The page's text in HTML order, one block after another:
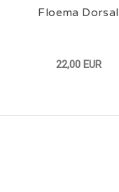
Floema Dorsal
22,00 EUR